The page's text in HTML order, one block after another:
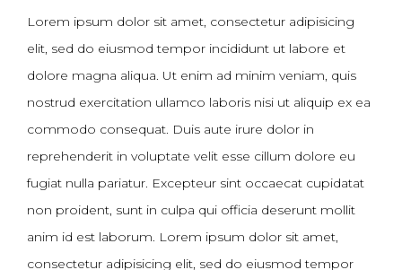
Lorem ipsum dolor sit amet, consectetur adipisicing
elit, sed do eiusmod tempor incididunt ut labore et
dolore magna aliqua. Ut enim ad minim veniam, quis
nostrud exercitation ullamco laboris nisi ut aliquip ex ea
commodo consequat. Duis aute irure dolor in
reprehenderit in voluptate velit esse cillum dolore eu
fugiat nulla pariatur. Excepteur sint occaecat cupidatat
non proident, sunt in culpa qui officia deserunt mollit
anim id est laborum. Lorem ipsum dolor sit amet,
consectetur adipisicing elit, sed do eiusmod tempor